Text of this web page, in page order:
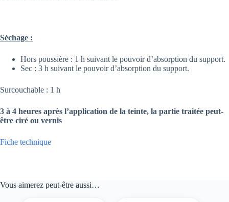
Séchage :
Hors poussière : 1 h suivant le pouvoir d’absorption du support.
Sec : 3 h suivant le pouvoir d’absorption du support.
Surcouchable : 1 h
3 à 4 heures après l’application de la teinte, la partie traitée peut-
être ciré ou vernis
Fiche technique
Vous aimerez peut-être aussi…